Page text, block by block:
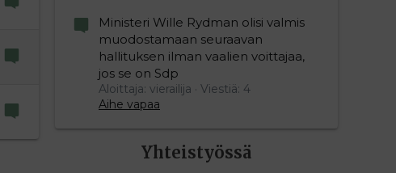
Ministeri Wille Rydman olisi valmis
muodostamaan seuraavan
hallituksen ilman vaalien voittajaa,
jos se on Sdp
Aloittaja: vierailija
Viestiä: 4
Aihe vapaa
Yhteistyössä